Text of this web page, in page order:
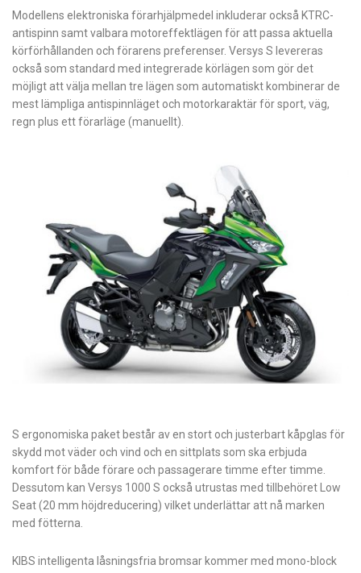
Modellens elektroniska förarhjälpmedel inkluderar också KTRC-
antispinn samt valbara motoreffektlägen för att passa aktuella
körförhållanden och förarens preferenser. Versys S levereras
också som standard med integrerade körlägen som gör det
möjligt att välja mellan tre lägen som automatiskt kombinerar de
mest lämpliga antispinnläget och motorkaraktär för sport, väg,
regn plus ett förarläge (manuellt).
S ergonomiska paket består av en stort och justerbart kåpglas för
skydd mot väder och vind och en sittplats som ska erbjuda
komfort för både förare och passagerare timme efter timme.
Dessutom kan Versys 1000 S också utrustas med tillbehöret Low
Seat (20 mm höjdreducering) vilket underlättar att nå marken
med fötterna.
KIBS intelligenta låsningsfria bromsar kommer med mono-block